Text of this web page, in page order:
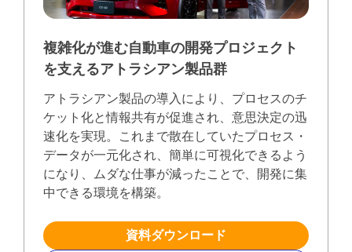
複雑化が進む⾃動⾞の開発プロジェクト
を⽀えるアトラシアン製品群
アトラシアン製品の導⼊により、プロセスのチ
ケット化と情報共有が促進され、意思決定の迅
速化を実現。これまで散在していたプロセス・
データが⼀元化され、簡単に可視化できるよう
になり、ムダな仕事が減ったことで、開発に集
中できる環境を構築。
資料ダウンロード